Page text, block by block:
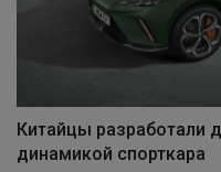
Китайцы разработали
динамикой спорткара